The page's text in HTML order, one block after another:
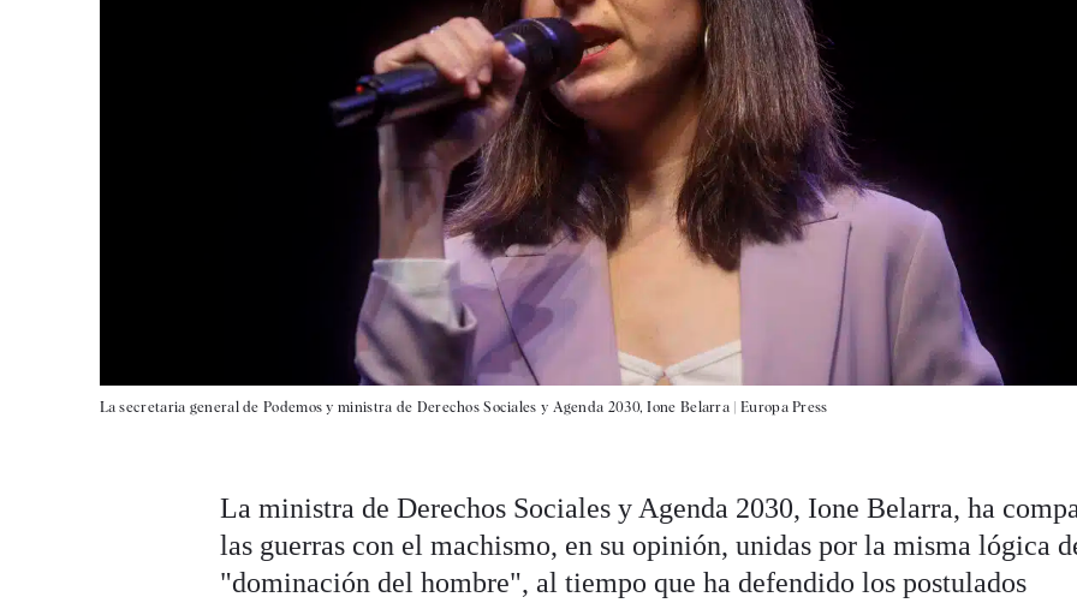
La secretaria general de Podemos y ministra de Derechos Sociales y Agenda 2030, Ione Belarra | Europa Press
La ministra de Derechos Sociales y Agenda 2030, Ione Belarra, ha
las guerras con el machismo, en su opinión, unidas por la misma lógica
"dominación del hombre", al tiempo que ha defendido los postulados